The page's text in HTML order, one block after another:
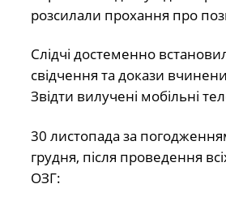
розсилали прохання про
Слідчі достеменно
свідчення та докази
Звідти вилучені мобільні
30 листопада за
грудня, після проведення
ОЗГ: